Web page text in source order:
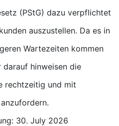
(PStG) dazu verpflichtet
auszustellen. Da es in
Wartezeiten kommen
darauf hinweisen die
rechtzeitig und mit
30. July 2026